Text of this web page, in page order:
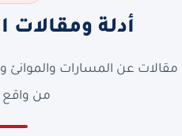
أدلة ومقالات
مقالات عن المسارات والموانئ
من واقع